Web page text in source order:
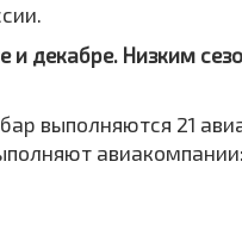
декабре. Низким
выполняются 21